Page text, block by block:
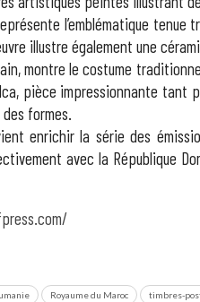
l’emblématique
illustre également une
montre le costume
pièce impressionnante tant
formes.
enrichir la série des
avec la République
Royaume du Maroc timbres-